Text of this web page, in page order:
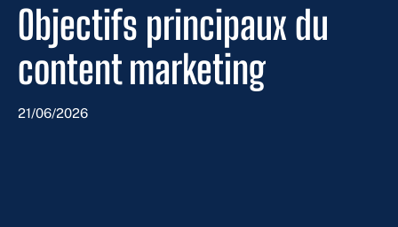
Objectifs principaux du
content marketing
21/06/2026